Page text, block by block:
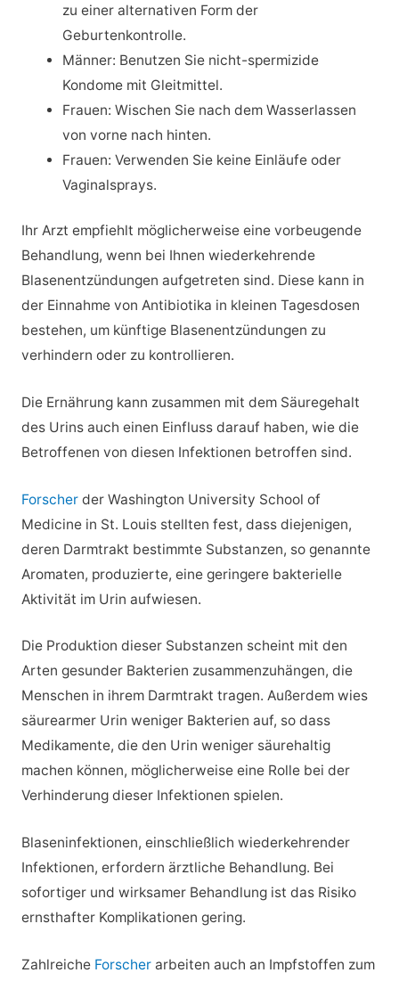
zu einer alternativen Form der
Geburtenkontrolle.
Männer: Benutzen Sie nicht-spermizide
Kondome mit Gleitmittel.
Frauen: Wischen Sie nach dem Wasserlassen
von vorne nach hinten.
Frauen: Verwenden Sie keine Einläufe oder
Vaginalsprays.
Ihr Arzt empfiehlt möglicherweise eine vorbeugende
Behandlung, wenn bei Ihnen wiederkehrende
Blasenentzündungen aufgetreten sind. Diese kann in
der Einnahme von Antibiotika in kleinen Tagesdosen
bestehen, um künftige Blasenentzündungen zu
verhindern oder zu kontrollieren.
Die Ernährung kann zusammen mit dem Säuregehalt
des Urins auch einen Einfluss darauf haben, wie die
Betroffenen von diesen Infektionen betroffen sind.
Forscherder Washington University School of
Medicine in St. Louis stellten fest, dass diejenigen,
deren Darmtrakt bestimmte Substanzen, so genannte
Aromaten, produzierte, eine geringere bakterielle
Aktivität im Urin aufwiesen.
Die Produktion dieser Substanzen scheint mit den
Arten gesunder Bakterien zusammenzuhängen, die
Menschen in ihrem Darmtrakt tragen. Außerdem wies
säurearmer Urin weniger Bakterien auf, so dass
Medikamente, die den Urin weniger säurehaltig
machen können, möglicherweise eine Rolle bei der
Verhinderung dieser Infektionen spielen.
Blaseninfektionen, einschließlich wiederkehrender
Infektionen, erfordern ärztliche Behandlung. Bei
sofortiger und wirksamer Behandlung ist das Risiko
ernsthafter Komplikationen gering.
Zahlreiche Forscherarbeiten auch an Impfstoffen zum